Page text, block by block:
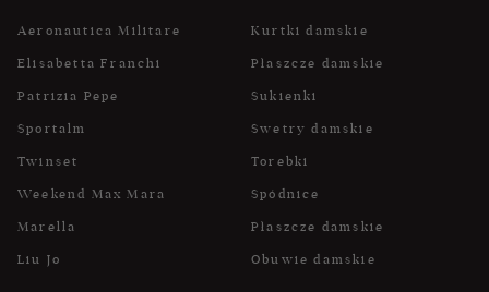
Aeronautica Militare
Elisabetta Franchi
Patrizia Pepe
Sportalm
Twinset
Weekend Max Mara
Marella
Liu Jo
Kurtki damskie
Płaszcze damskie
Sukienki
Swetry damskie
Torebki
Spódnice
Płaszcze damskie
Obuwie damskie